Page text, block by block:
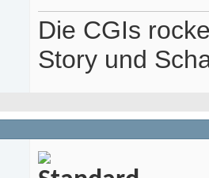
Die CGIs
Story und